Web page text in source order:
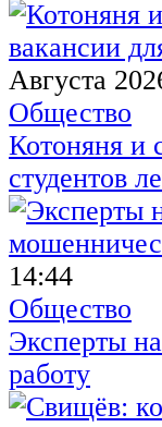
Августа
Общество
Котоняня и
студентов
14:44
Общество
Эксперты
работу